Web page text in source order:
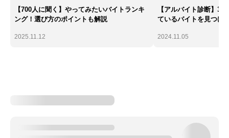
【700人に聞く】やってみたいバイトランキ
ング！選び方のポイントも解説
2025.11.12
【アルバイト診断】
ているバイトを見つけ
2024.11.05